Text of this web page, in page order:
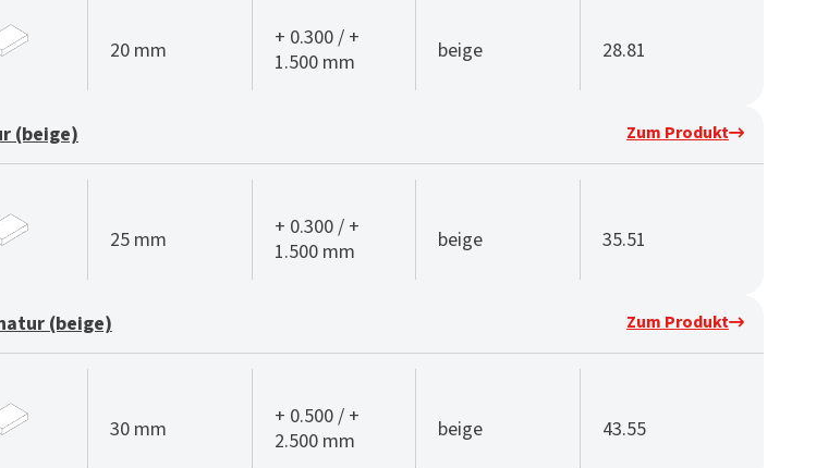
20 mm
+ 0.300 / +
1.500 mm
beige 28.81
(beige) Zum Produkt
25 mm
+ 0.300 / +
1.500 mm
beige 35.51
(beige) Zum Produkt
30 mm
+ 0.500 / +
2.500 mm
beige 43.55